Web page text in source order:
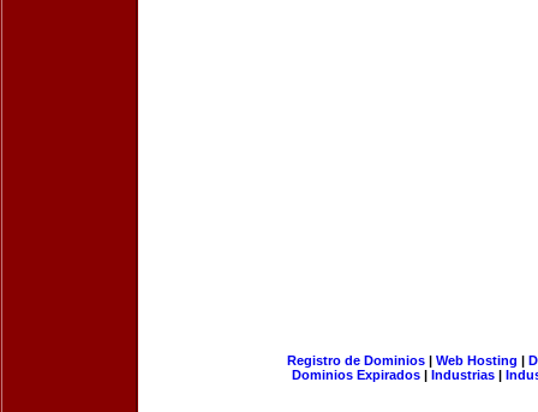
Registro de Dominios| Web Hosting |
Dominios Expirados | Industrias |